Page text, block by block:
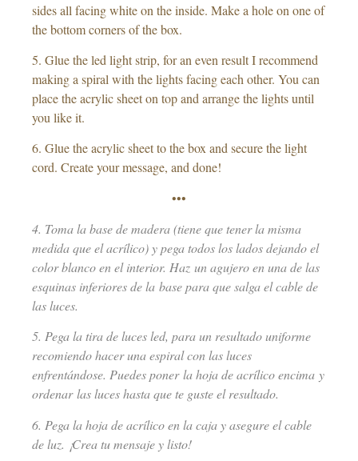
sides all facing white on the inside. Make a hole on one of
the bottom corners of the box.
5. Glue the led light strip, for an even result I recommend
making a spiral with the lights facing each other. You can
place the acrylic sheet on top and arrange the lights until
you like it.
6. Glue the acrylic sheet to the box and secure the light
cord. Create your message, and done!
•••
4. Toma la base de madera (tiene que tener la misma
medida que el acrílico) y pega todos los lados dejando el
color blanco en el interior. Haz un agujero en una de las
esquinas inferiores de la base para que salga el cable de
las luces.
5. Pega la tira de luces led, para un resultado uniforme
recomiendo hacer una espiral con las luces
enfrentándose. Puedes poner la hoja de acrílico encima y
ordenar las luces hasta que te guste el resultado.
6. Pega la hoja de acrílico en la caja y asegure el cable
de luz. ¡Crea tu mensaje y listo!